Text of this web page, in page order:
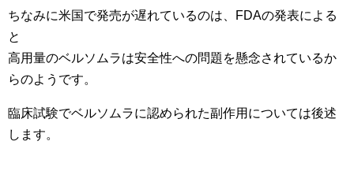
ちなみに米国で発売が遅れているのは、FDAの発表による
と
高用量のベルソムラは安全性への問題を懸念されているか
らのようです。
臨床試験でベルソムラに認められた副作用については後述
します。